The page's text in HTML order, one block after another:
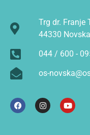
Trg dr. Franje
44330 Novska
044 / 600 -
os-